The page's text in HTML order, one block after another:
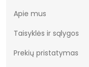
Apie mus
Taisyklės ir sąlygos
Prekių pristatymas